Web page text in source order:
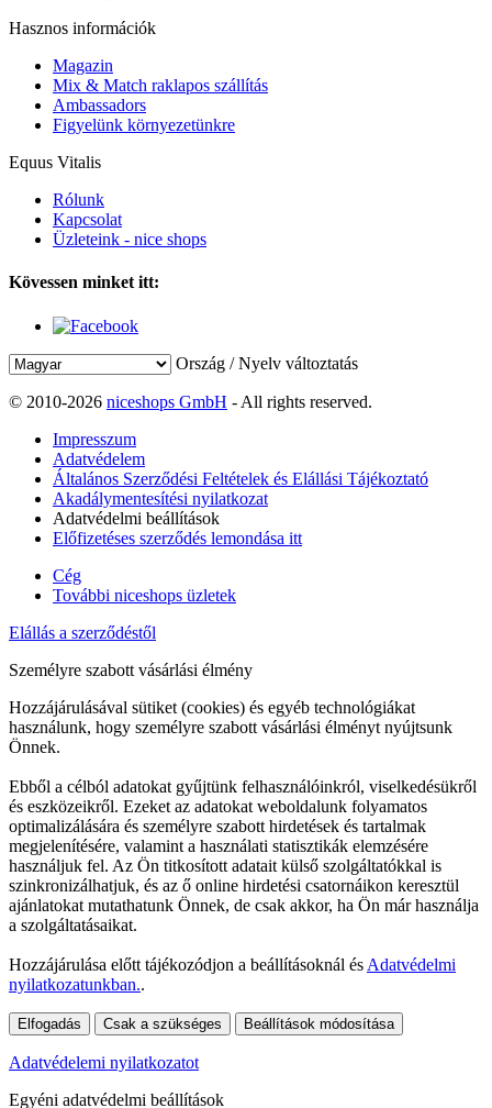
Hasznos információk
Magazin
Mix & Match raklapos szállítás
Ambassadors
Figyelünk környezetünkre
Equus Vitalis
Rólunk
Kapcsolat
Üzleteink - nice shops
Kövessen minket itt:
Ország / Nyelv változtatás
© 2010-2026 niceshops GmbH - All rights reserved.
Impresszum
Adatvédelem
Általános Szerződési Feltételek és Elállási Tájékoztató
Akadálymentesítési nyilatkozat
Adatvédelmi beállítások
Előfizetéses szerződés lemondása itt
Cég
További niceshops üzletek
Elállás a szerződéstől
Személyre szabott vásárlási élmény
Hozzájárulásával sütiket (cookies) és egyéb technológiákat
használunk, hogy személyre szabott vásárlási élményt nyújtsunk
Önnek.
Ebből a célból adatokat gyűjtünk felhasználóinkról, viselkedésükről
és eszközeikről. Ezeket az adatokat weboldalunk folyamatos
optimalizálására és személyre szabott hirdetések és tartalmak
megjelenítésére, valamint a használati statisztikák elemzésére
használjuk fel. Az Ön titkosított adatait külső szolgáltatókkal is
szinkronizálhatjuk, és az ő online hirdetési csatornáikon keresztül
ajánlatokat mutathatunk Önnek, de csak akkor, ha Ön már használja
a szolgáltatásaikat.
Hozzájárulása előtt tájékozódjon a beállításoknál és Adatvédelmi
nyilatkozatunkban..
Elfogadás Csak a szükséges Beállítások módosítása
Adatvédelemi nyilatkozatot
Egyéni adatvédelmi beállítások